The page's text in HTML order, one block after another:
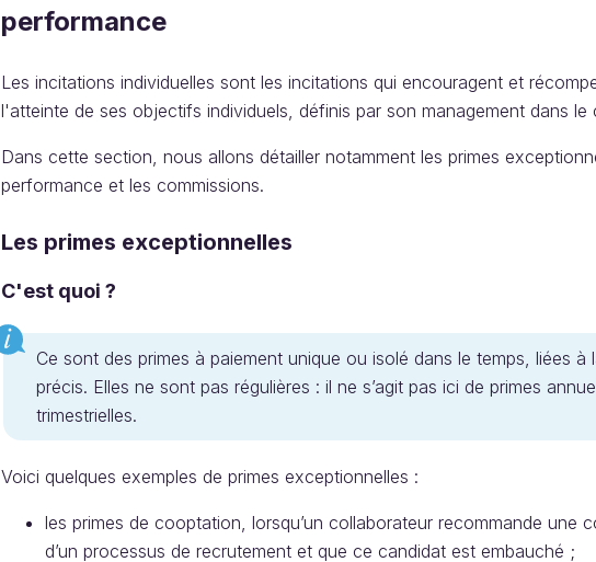
performance
Les incitations individuelles sont les incitations qui encouragent et
l'atteinte de ses objectifs individuels, définis par son management dans
Dans cette section, nous allons détailler notamment les primes
performance et les commissions.
Les primes exceptionnelles
C'est quoi ?
Ce sont des primes à paiement unique ou isolé dans le temps, liées à
précis. Elles ne sont pas régulières : il ne s’agit pas ici de primes
trimestrielles.
Voici quelques exemples de primes exceptionnelles :
les primes de cooptation, lorsqu’un collaborateur recommande une
d’un processus de recrutement et que ce candidat est embauché ;